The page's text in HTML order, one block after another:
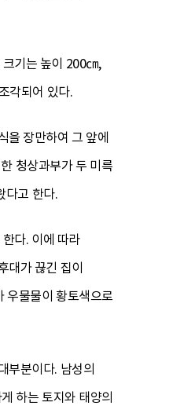
크기는 높이 200㎝,
각되어 있다.
을 장만하여 그 앞에
청상과부가 두 미륵
다고 한다.
다. 이에 따라
대가 끊긴 집이
우물물이 황토색으로
부분이다. 남성의
하는 토지와 태양의